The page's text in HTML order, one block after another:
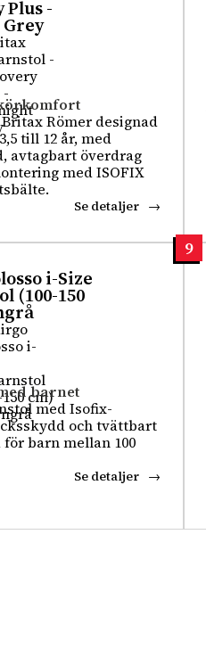
Plus -
Römer designad
till 12 år, med
avtagbart överdrag
med ISOFIX
Se detaljer
barnet
i-Size
(100-150
med Isofix-
och tvättbart
barn mellan 100
Se detaljer
9